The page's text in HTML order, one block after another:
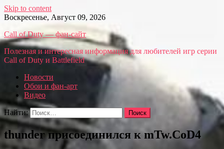
Skip to content
Воскресенье, Август 09, 2026
Call of Duty — фан-сайт
Полезная и интересная информация для любителей игр серии
Call of Duty и Battlefield
Новости
Обои и фан-арт
Видео
Найти:
thunder присоединился к mTw.CoD4